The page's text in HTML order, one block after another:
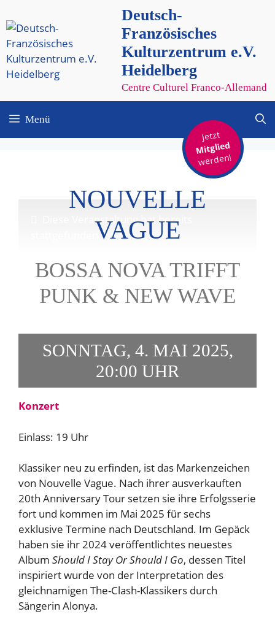
Inhalt
springen
Deutsch-
Französisches
Kulturzentrum e.V.
Heidelberg
Centre Culturel Franco-Allemand
Jetzt
Mitglied
werden!
Menü
Diese Veranstaltung hat bereits
stattgefunden.
NOUVELLE
VAGUE
BOSSA NOVA TRIFFT
PUNK & NEW WAVE
SONNTAG, 4. MAI 2025,
20:00 UHR
Konzert
Einlass: 19 Uhr
Klassiker neu zu erfinden, ist das Markenzeichen
von Nouvelle Vague. Nach ihrer ausverkauften
20th Anniversary Tour setzen sie ihre Erfolgsserie
fort und kommen im Mai 2025 für sechs
exklusive Termine nach Deutschland. Im Gepäck
haben sie ihr 2024 veröffentlichtes neuestes
Album Should I Stay Or Should I Go, dessen Titel
inspiriert wurde von der Interpretation des
gleichnamigen The-Clash-Klassikers durch
Sängerin Alonya.